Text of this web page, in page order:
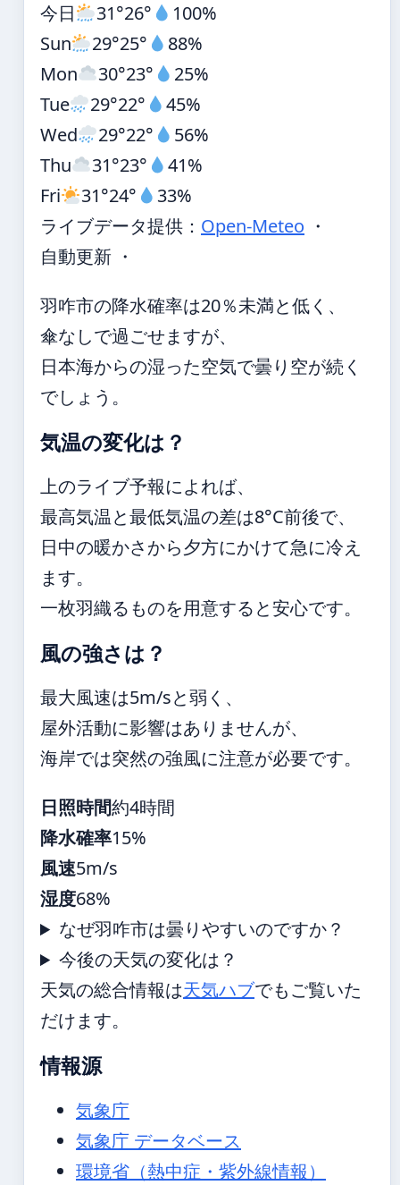
今日
31°26°
100%
Sun
29°25°
88%
Mon
30°23°
25%
Tue
29°22°
45%
Wed
29°22°
56%
Thu
31°23°
41%
Fri
31°24°
33%
ライブデータ提供： Open-Meteo ・
自動更新 ・
羽咋市の降水確率は20％未満と低く、
傘なしで過ごせますが、
日本海からの湿った空気で曇り空が続く
でしょう。
気温の変化は？
上のライブ予報によれば、
最高気温と最低気温の差は8°C前後で、
日中の暖かさから夕方にかけて急に冷え
ます。
一枚羽織るものを用意すると安心です。
風の強さは？
最大風速は5m/sと弱く、
屋外活動に影響はありませんが、
海岸では突然の強風に注意が必要です。
日照時間約4時間
降水確率15%
風速5m/s
湿度68%
なぜ羽咋市は曇りやすいのですか？
今後の天気の変化は？
天気の総合情報は天気ハブでもご覧いた
だけます。
情報源
気象庁
気象庁 データベース
環境省（熱中症・紫外線情報）